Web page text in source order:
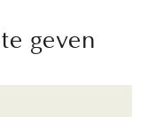
geven